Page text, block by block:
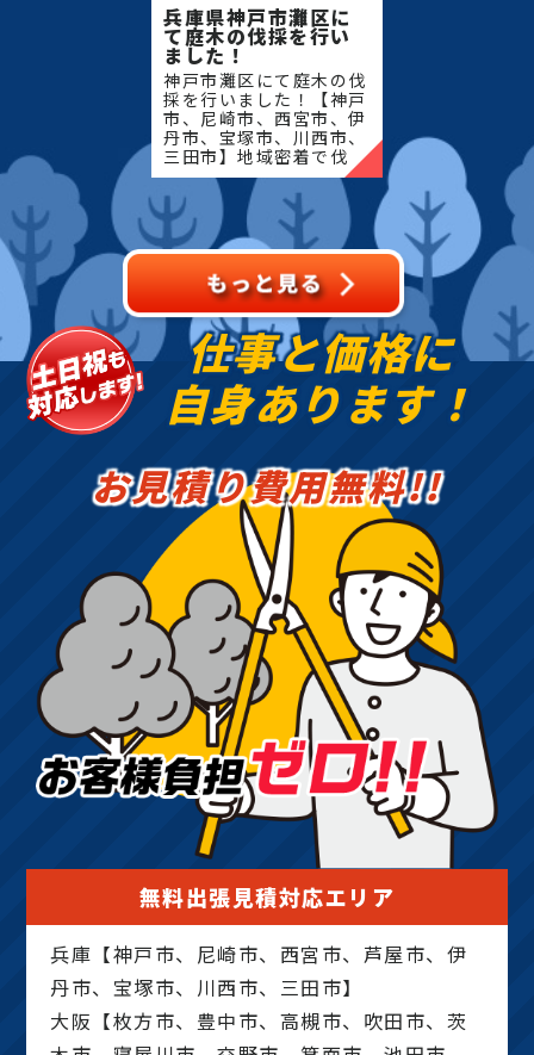
兵庫県神戸市灘区に
て庭木の伐採を行い
ました！
神戸市灘区にて庭木の伐
採を行いました！【神戸
市、尼崎市、西宮市、伊
丹市、宝塚市、川西市、
三田市】地域密着で伐
採・抜根・剪定・草刈り
などのお庭のこと、造
園・植木屋をお探しなら
当社にご相談ください！
当社で
仕事と価格に
自身あります！
お見積り費用無料!!
無料出張見積対応エリア
兵庫【神戸市、尼崎市、西宮市、芦屋市、伊
丹市、宝塚市、川西市、三田市】
大阪【枚方市、豊中市、高槻市、吹田市、茨